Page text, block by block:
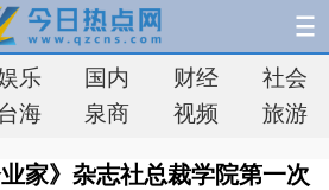
乐 国内 财经
社会
海 泉商 视频 旅游
家》杂志社总裁学院第一次